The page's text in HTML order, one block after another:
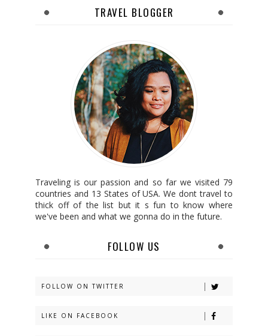
TRAVEL BLOGGER
Traveling is our passion and so far we visited 79
countries and 13 States of USA. We dont travel to
thick off of the list but it s fun to know where
we've been and what we gonna do in the future.
FOLLOW US
FOLLOW ON TWITTER
LIKE ON FACEBOOK